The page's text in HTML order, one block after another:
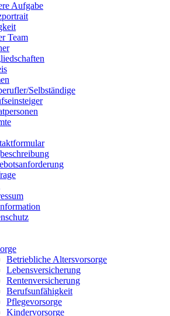
Aufgabe
Team
Selbständige
Betriebliche Altersvorsorge
Lebensversicherung
Rentenversicherung
Berufsunfähigkeit
Pflegevorsorge
Kindervorsorge